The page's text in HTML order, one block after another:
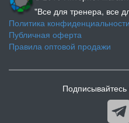
"Все для тренера, все
Политика конфиденциальности
Публичная оферта
Правила оптовой продажи
Подписывайтесь